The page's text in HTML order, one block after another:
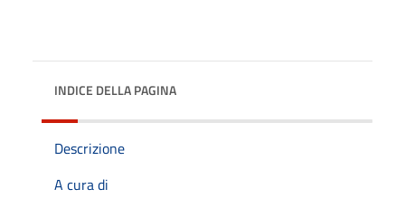
INDICE DELLA PAGINA
Descrizione
A cura di